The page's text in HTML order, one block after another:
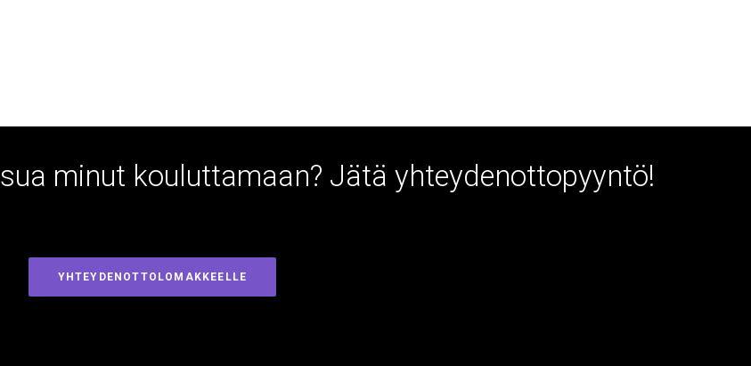
minut kouluttamaan? Jätä yhteydenottopyyntö!
YHTEYDENOTTOLOMAKKEELLE